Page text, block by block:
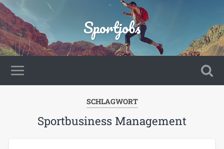
Sportjobs
SCHLAGWORT
Sportbusiness Management